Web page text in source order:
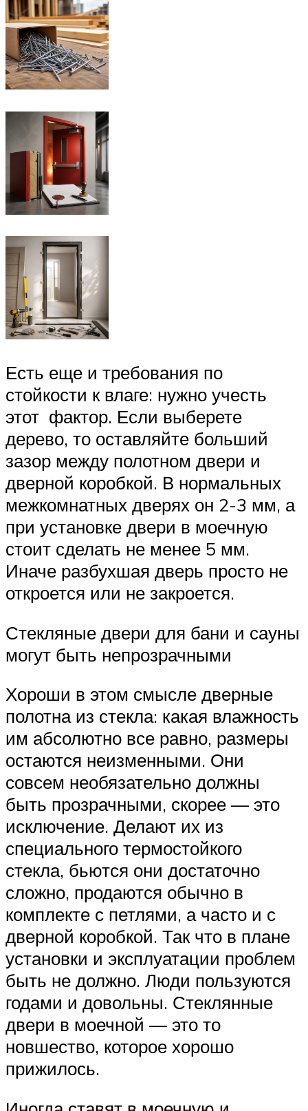
Есть еще и требования по
стойкости к влаге: нужно учесть
этот фактор. Если выберете
дерево, то оставляйте больший
зазор между полотном двери и
дверной коробкой. В нормальных
межкомнатных дверях он 2-3 мм, а
при установке двери в моечную
стоит сделать не менее 5 мм.
Иначе разбухшая дверь просто не
откроется или не закроется.
Стекляные двери для бани и сауны
могут быть непрозрачными
Хороши в этом смысле дверные
полотна из стекла: какая влажность
им абсолютно все равно, размеры
остаются неизменными. Они
совсем необязательно должны
быть прозрачными, скорее — это
исключение. Делают их из
специального термостойкого
стекла, бьются они достаточно
сложно, продаются обычно в
комплекте с петлями, а часто и с
дверной коробкой. Так что в плане
установки и эксплуатации проблем
быть не должно. Люди пользуются
годами и довольны. Стеклянные
двери в моечной — это то
новшество, которое хорошо
прижилось.